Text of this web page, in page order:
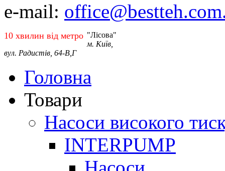
e-mail:
10 хвилин від метро "Лісова"
м. Київ,
вул. Радистів, 64-В,Г
Головна
Товари
Насоси високого
INTERPUMP